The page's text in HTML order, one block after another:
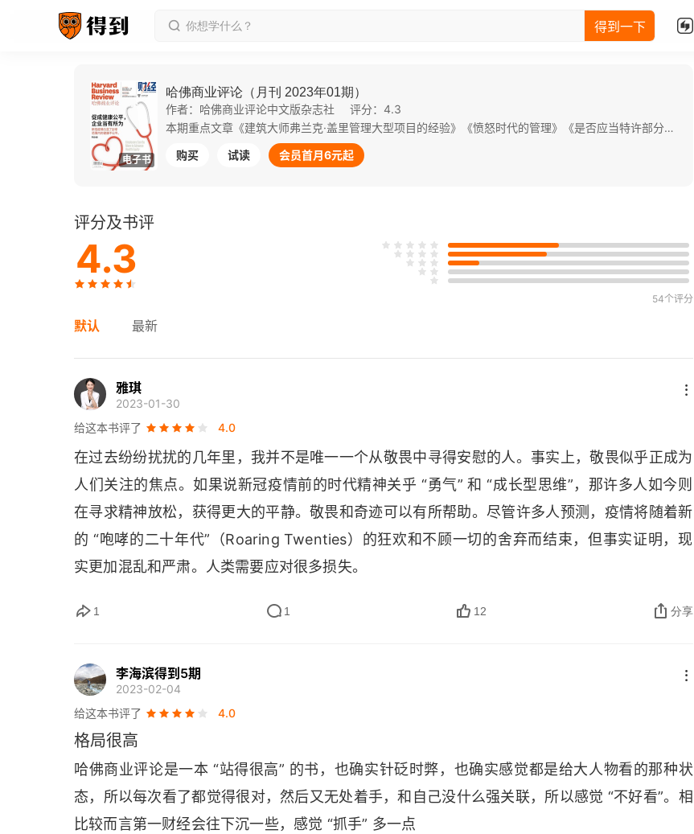
得到一下
电子书
哈佛商业评论（月刊 2023年01期）
作者：哈佛商业评论中文版杂志社
评分：4.3
本期重点文章《建筑大师弗兰克·盖里管理大型项目的经验》《愤怒时代的管理》《是否应当特许部分员工远程办公？》。
购买
试读 会员首月6元起
评分及书评
4.3
54个评分
默认 最新
雅琪
2023-01-30
给这本书评了
4.0
在过去纷纷扰扰的几年里，我并不是唯一一个从敬畏中寻得安慰的人。事实上，敬畏似乎正成为
人们关注的焦点。如果说新冠疫情前的时代精神关乎 “勇气” 和 “成长型思维”，那许多人如今则
在寻求精神放松，获得更大的平静。敬畏和奇迹可以有所帮助。尽管许多人预测，疫情将随着新
的 “咆哮的二十年代”（Roaring Twenties）的狂欢和不顾一切的舍弃而结束，但事实证明，现
实更加混乱和严肃。人类需要应对很多损失。
1 1 12 分享
李海滨得到5期
2023-02-04
给这本书评了
4.0
格局很高
哈佛商业评论是一本 “站得很高” 的书，也确实针砭时弊，也确实感觉都是给大人物看的那种状
态，所以每次看了都觉得很对，然后又无处着手，和自己没什么强关联，所以感觉 “不好看”。相
比较而言第一财经会往下沉一些，感觉 “抓手” 多一点